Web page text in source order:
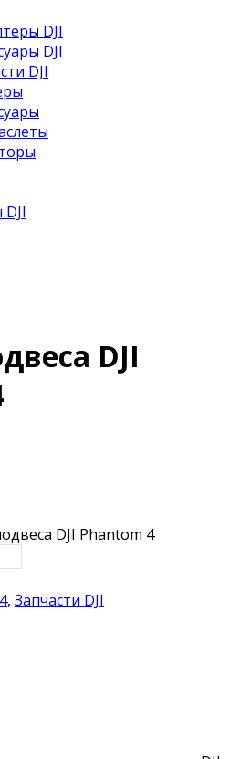
DJI
DJI
DJI
DJI
DJI Phantom 4
, Запчасти DJI